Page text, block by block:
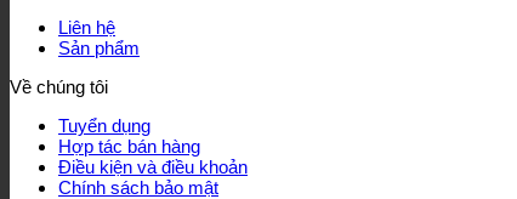
Liên hệ
Sản phẩm
Về chúng tôi
Tuyển dụng
Hợp tác bán hàng
Điều kiện và điều khoản
Chính sách bảo mật